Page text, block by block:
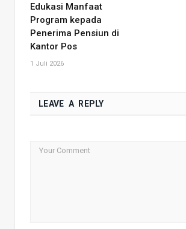
Edukasi Manfaat
Program kepada
Penerima Pensiun di
Kantor Pos
1 Juli 2026
LEAVE A REPLY